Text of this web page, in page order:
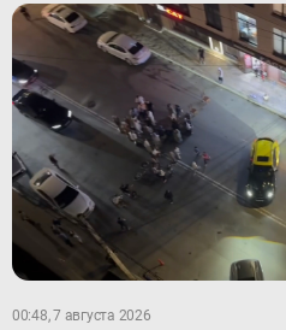
00:48, 7 августа 2026